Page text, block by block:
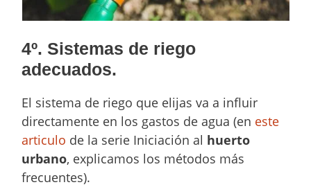
4º. Sistemas de riego
adecuados.
El sistema de riego que elijas va a influir
directamente en los gastos de agua (en este
articulo de la serie Iniciación al huerto
urbano, explicamos los métodos más
frecuentes).